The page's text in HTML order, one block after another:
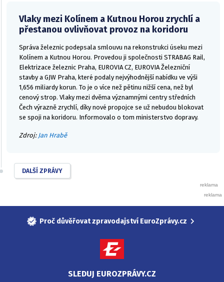
Vlaky mezi Kolínem a Kutnou Horou zrychlí a
přestanou ovlivňovat provoz na koridoru
Správa železnic podepsala smlouvu na rekonstrukci úseku mezi
Kolínem a Kutnou Horou. Provedou ji společnosti STRABAG Rail,
Elektrizace železnic Praha, EUROVIA CZ, EUROVIA Železniční
stavby a GJW Praha, které podaly nejvýhodnější nabídku ve výši
1,656 miliardy korun. To je o více než pětinu nižší cena, než byl
cenový strop. Vlaky mezi dvěma významnými centry středních
Čech výrazně zrychlí, díky nové propojce se už nebudou blokovat
se spoji na koridoru. Informovalo o tom ministerstvo dopravy.
Zdroj: Jan Hrabě
DALŠÍ ZPRÁVY
Proč důvěřovat zpravodajství EuroZprávy.cz
SLEDUJ EUROZPRÁVY.CZ